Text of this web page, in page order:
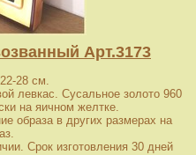
Арт.3173
28 см.
левкас. Сусальное золото 960
на яичном желтке.
образа в других размерах на
Срок изготовления 30 дней